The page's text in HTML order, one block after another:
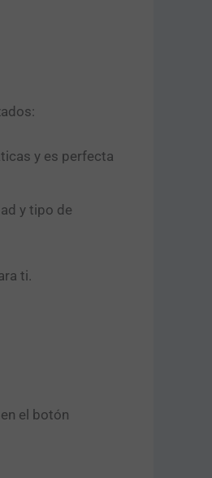
y es perfecta
y tipo de
ti.
el botón